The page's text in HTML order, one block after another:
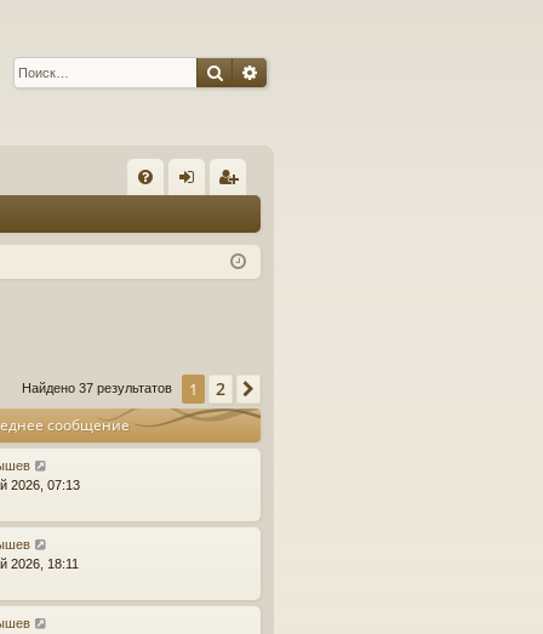
ПоискРасширенный поиск
Q д ис
Найдено 37 результатов 1 2
сообщение
2026, 07:13
2026, 18:11